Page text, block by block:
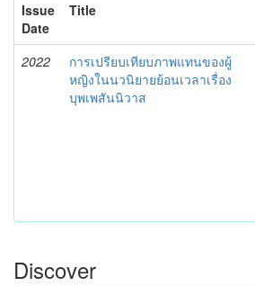
Issue
Date
Title
2022
การเปรียบเทียบภาพแทนของผู้
หญิงในนวนิยายย้อนเวลาเรื่อง
บุพเพสันนิวาส
Discover